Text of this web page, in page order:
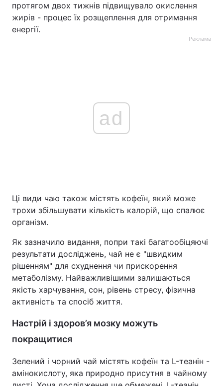
протягом двох тижнів підвищувало окислення
жирів - процес їх розщеплення для отримання
енергії.
Реклама
ad
Ці види чаю також містять кофеїн, який може
трохи збільшувати кількість калорій, що спалює
організм.
Як зазначило видання, попри такі багатообіцяючі
результати досліджень, чай не є "швидким
рішенням" для схуднення чи прискорення
метаболізму. Найважливішими залишаються
якість харчування, сон, рівень стресу, фізична
активність та спосіб життя.
Настрій і здоров’я мозку можуть
покращитися
Зелений і чорний чай містять кофеїн та L-теанін -
амінокислоту, яка природно присутня в чайному